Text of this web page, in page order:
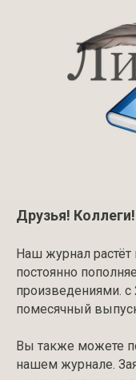
Друзья!
Наш журнал растёт
постоянно
произведениями.
помесячный
Вы также можете
нашем журнале.